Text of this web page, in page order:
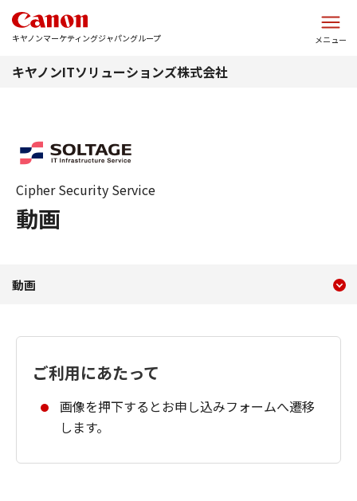
キヤノンマーケティングジャパングループ メニュー
キヤノンITソリューションズ株式会社
動画
Cipher Security Service
動画
ご利用にあたって
画像を押下するとお申し込みフォームへ遷移
します。